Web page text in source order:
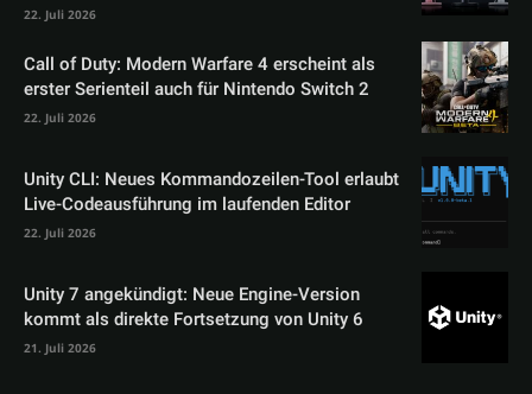
22. Juli 2026
Call of Duty: Modern Warfare 4 erscheint als
erster Serienteil auch für Nintendo Switch 2
22. Juli 2026
Unity CLI: Neues Kommandozeilen-Tool erlaubt
Live-Codeausführung im laufenden Editor
22. Juli 2026
Unity 7 angekündigt: Neue Engine-Version
kommt als direkte Fortsetzung von Unity 6
21. Juli 2026